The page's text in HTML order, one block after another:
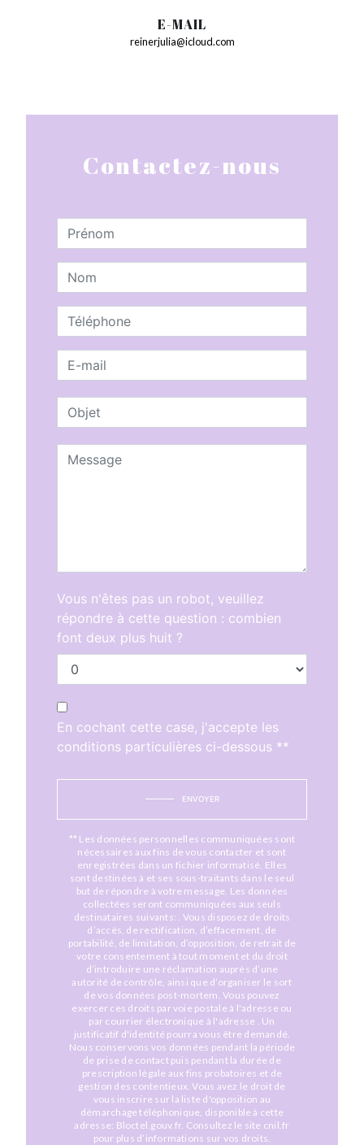
E-MAIL
reinerjulia@icloud.com
Contactez-nous
Vous n'êtes pas un robot, veuillez
répondre à cette question : combien
font deux plus huit ?
En cochant cette case, j'accepte les
conditions particulières ci-dessous **
ENVOYER
** Les données personnelles communiquées sont
nécessaires aux fins de vous contacter et sont
enregistrées dans un fichier informatisé. Elles
sont destinées à et ses sous-traitants dans le seul
but de répondre à votre message. Les données
collectées seront communiquées aux seuls
destinataires suivants: . Vous disposez de droits
d’accès, de rectification, d’effacement, de
portabilité, de limitation, d’opposition, de retrait de
votre consentement à tout moment et du droit
d’introduire une réclamation auprès d’une
autorité de contrôle, ainsi que d’organiser le sort
de vos données post-mortem. Vous pouvez
exercer ces droits par voie postale à l'adresse ou
par courrier électronique à l'adresse . Un
justificatif d'identité pourra vous être demandé.
Nous conservons vos données pendant la période
de prise de contact puis pendant la durée de
prescription légale aux fins probatoires et de
gestion des contentieux. Vous avez le droit de
vous inscrire sur la liste d'opposition au
démarchage téléphonique, disponible à cette
adresse: Bloctel.gouv.fr . Consultez le site cnil.fr
pour plus d’informations sur vos droits.